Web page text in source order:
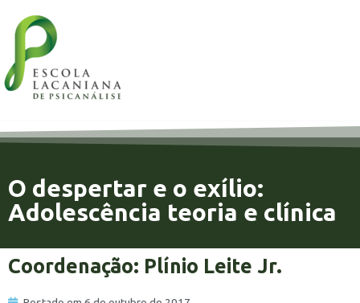
O despertar e o exílio:
Adolescência teoria e clínica
Coordenação: Plínio Leite Jr.